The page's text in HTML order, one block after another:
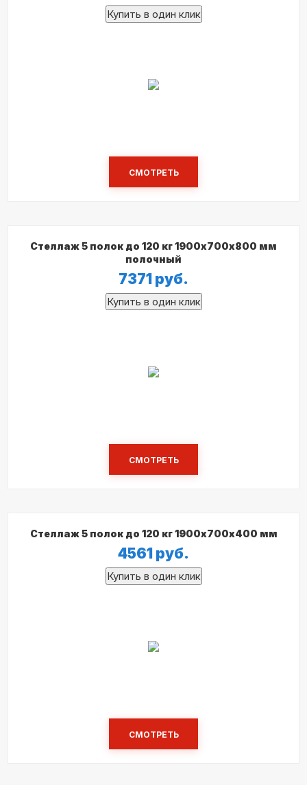
СМОТРЕТЬ
Стеллаж 5 полок до 120 кг 1900х700х800 мм
полочный
7371 руб.
СМОТРЕТЬ
Стеллаж 5 полок до 120 кг 1900х700х400 мм
4561 руб.
СМОТРЕТЬ